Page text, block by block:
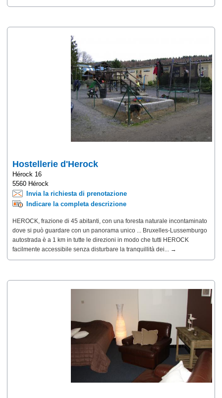
Hostellerie d'Herock
Hérock 16
5560 Hérock
Invia la richiesta di prenotazione
Indicare la completa descrizione
HEROCK, frazione di 45 abitanti, con una foresta naturale incontaminato
dove si può guardare con un panorama unico ... Bruxelles-Lussemburgo
autostrada è a 1 km in tutte le direzioni in modo che tutti HEROCK
facilmente accessibile senza disturbare la tranquillità dei... →